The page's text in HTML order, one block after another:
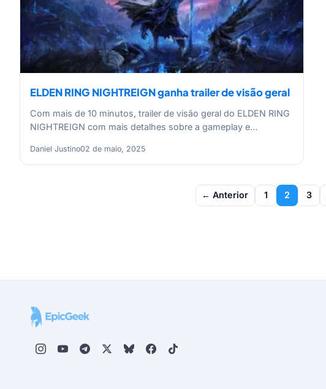
ELDEN RING NIGHTREIGN ganha trailer de visão geral
Com mais de 10 minutos, trailer de visão geral do ELDEN RING
NIGHTREIGN com mais detalhes sobre a gameplay e…
Daniel Justino02 de maio, 2025
← Anterior 1 2 3